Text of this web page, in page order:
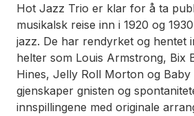
Hot Jazz Trio er klar for å ta
musikalsk reise inn i 1920 og
jazz. De har rendyrket og hentet
helter som Louis Armstrong, Bix
Hines, Jelly Roll Morton og Baby
gjenskaper gnisten og
innspillingene med originale